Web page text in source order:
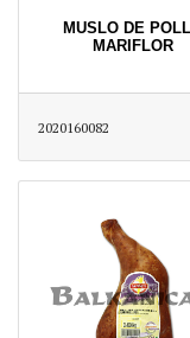
MUSLO DE
MARIFLOR
2020160082